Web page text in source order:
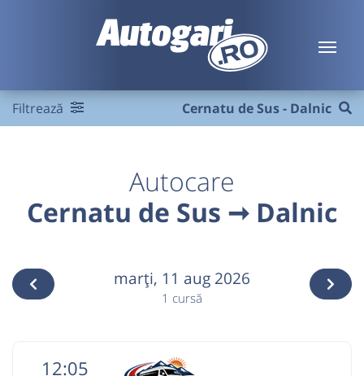
Filtrează Cernatu de Sus - Dalnic
Autocare
Cernatu de Sus ➞ Dalnic
marţi, 11 aug 2026
1 cursă
12:05